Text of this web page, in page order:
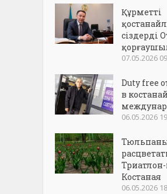
Құрметті
сіздерді
07.05.2026
Duty free
в
06.05.2026
Костаная
06.05.2026